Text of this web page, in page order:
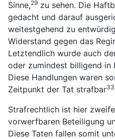
Sinne,29 zu sehen. Die
gedacht und darauf
weitestgehend zu
Widerstand gegen das
Letztendlich wurde auch
oder zumindest billigend in
Diese Handlungen waren
Zeitpunkt der Tat strafbar33
Strafrechtlich ist hier
vorwerfbaren Beteiligung
Diese Taten fallen somit